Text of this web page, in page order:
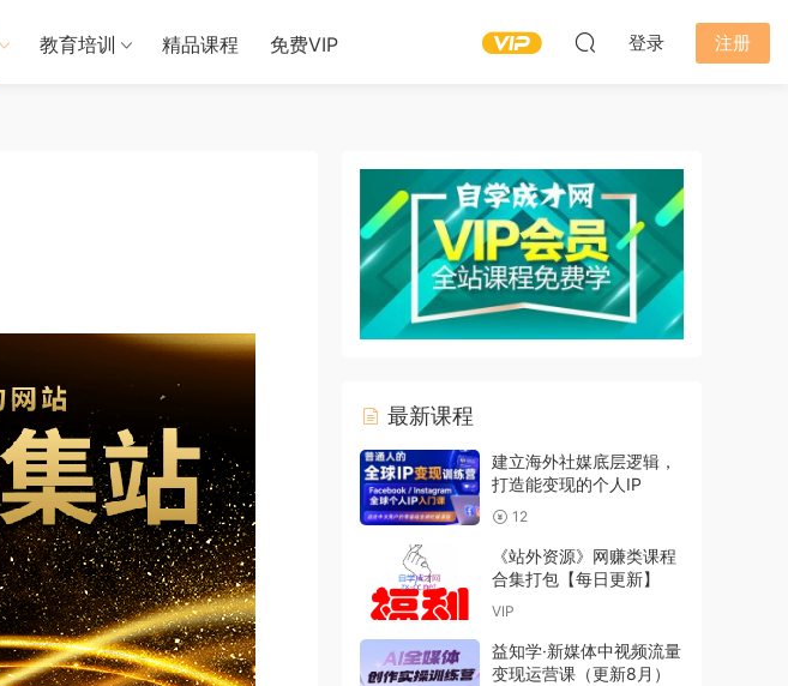
教育培训 精品课程 免费VIP 登录 注册
最新课程
建立海外社媒底层逻辑，
打造能变现的个人IP
12
《站外资源》网赚类课程
合集打包【每日更新】
VIP
益知学·新媒体中视频流量
变现运营课（更新8月）